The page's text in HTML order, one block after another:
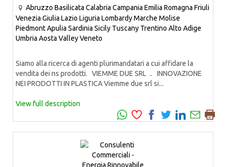
Abruzzo Basilicata Calabria Campania Emilia Romagna Friuli
Venezia Giulia Lazio Liguria LombardyMarche Molise
PiedmontApulia Sardinia Sicily Tuscany Trentino Alto Adige
Umbria Aosta ValleyVeneto
Siamo alla ricerca di agenti plurimandatari a cui affidare la
vendita dei ns prodotti. VIEMME DUE SRL .. INNOVAZIONE
NEI PRODOTTI IN PLASTICA Viemme due srl si...
View full description